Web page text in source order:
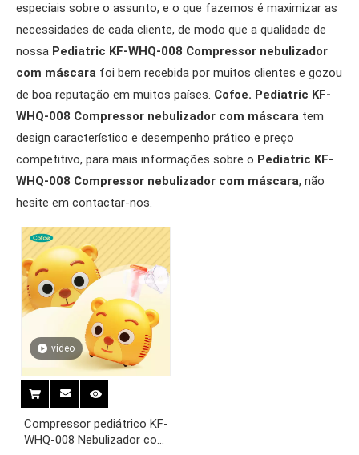
especiais sobre o assunto, e o que fazemos é maximizar as
necessidades de cada cliente, de modo que a qualidade de
nossa Pediatric KF-WHQ-008 Compressor nebulizador
com máscara foi bem recebida por muitos clientes e gozou
de boa reputação em muitos países. Cofoe. Pediatric KF-
WHQ-008 Compressor nebulizador com máscara tem
design característico e desempenho prático e preço
competitivo, para mais informações sobre o Pediatric KF-
WHQ-008 Compressor nebulizador com máscara, não
hesite em contactar-nos.
vídeo
Compressor pediátrico KF-
WHQ-008 Nebulizador com